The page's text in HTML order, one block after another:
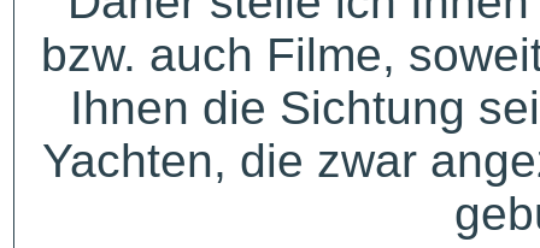
bzw. auch Filme,
Ihnen die Sichtung
Yachten, die zwar